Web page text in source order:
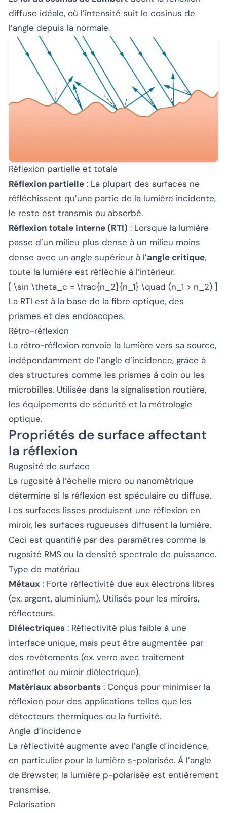
diffuse idéale, où l’intensité suit le cosinus de
l’angle depuis la normale.
Réflexion partielle et totale
Réflexion partielle : La plupart des surfaces ne
réfléchissent qu’une partie de la lumière incidente,
le reste est transmis ou absorbé.
Réflexion totale interne (RTI) : Lorsque la lumière
passe d’un milieu plus dense à un milieu moins
dense avec un angle supérieur à l’angle critique,
toute la lumière est réfléchie à l’intérieur.
[ \sin \theta_c = \frac{n_2}{n_1} \quad (n_1 > n_2) ]
La RTI est à la base de la fibre optique, des
prismes et des endoscopes.
Rétro-réflexion
La rétro-réflexion renvoie la lumière vers sa source,
indépendamment de l’angle d’incidence, grâce à
des structures comme les prismes à coin ou les
microbilles. Utilisée dans la signalisation routière,
les équipements de sécurité et la métrologie
optique.
Propriétés de surface affectant
la réflexion
Rugosité de surface
La rugosité à l’échelle micro ou nanométrique
détermine si la réflexion est spéculaire ou diffuse.
Les surfaces lisses produisent une réflexion en
miroir, les surfaces rugueuses diffusent la lumière.
Ceci est quantifié par des paramètres comme la
rugosité RMS ou la densité spectrale de puissance.
Type de matériau
Métaux : Forte réflectivité due aux électrons libres
(ex. argent, aluminium). Utilisés pour les miroirs,
réflecteurs.
Diélectriques : Réflectivité plus faible à une
interface unique, mais peut être augmentée par
des revêtements (ex. verre avec traitement
antireflet ou miroir diélectrique).
Matériaux absorbants : Conçus pour minimiser la
réflexion pour des applications telles que les
détecteurs thermiques ou la furtivité.
Angle d’incidence
La réflectivité augmente avec l’angle d’incidence,
en particulier pour la lumière s-polarisée. À l’angle
de Brewster, la lumière p-polarisée est entièrement
transmise.
Polarisation